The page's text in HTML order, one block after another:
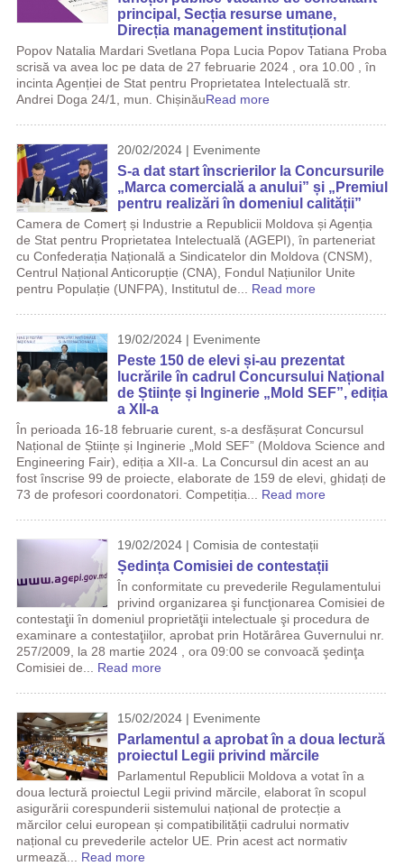
principal, Secția resurse umane,
Direcția management instituțional
Popov Natalia Mardari Svetlana Popa Lucia Popov Tatiana Proba
scrisă va avea loc pe data de 27 februarie 2024 , ora 10.00 , în
incinta Agenției de Stat pentru Proprietatea Intelectuală str.
Andrei Doga 24/1, mun. ChișinăuRead more
20/02/2024 | Evenimente
S-a dat start înscrierilor la Concursurile
„Marca comercială a anului” și „Premiul
pentru realizări în domeniul calității”
Camera de Comerț și Industrie a Republicii Moldova și Agenția
de Stat pentru Proprietatea Intelectuală (AGEPI), în parteneriat
cu Confederația Națională a Sindicatelor din Moldova (CNSM),
Centrul Național Anticorupție (CNA), Fondul Națiunilor Unite
pentru Populație (UNFPA), Institutul de... Read more
19/02/2024 | Evenimente
Peste 150 de elevi și-au prezentat
lucrările în cadrul Concursului Național
de Științe și Inginerie „Mold SEF”, ediția
a XII-a
În perioada 16-18 februarie curent, s-a desfășurat Concursul
Național de Științe și Inginerie „Mold SEF” (Moldova Science and
Engineering Fair), ediția a XII-a. La Concursul din acest an au
fost înscrise 99 de proiecte, elaborate de 159 de elevi, ghidați de
73 de profesori coordonatori. Competiția... Read more
19/02/2024 | Comisia de contestații
Ședința Comisiei de contestații
În conformitate cu prevederile Regulamentului
privind organizarea şi funcţionarea Comisiei de
contestaţii în domeniul proprietăţii intelectuale şi procedura de
examinare a contestaţiilor, aprobat prin Hotărârea Guvernului nr.
257/2009, la 28 martie 2024 , ora 09:00 se convoacă şedinţa
Comisiei de... Read more
15/02/2024 | Evenimente
Parlamentul a aprobat în a doua lectură
proiectul Legii privind mărcile
Parlamentul Republicii Moldova a votat în a
doua lectură proiectul Legii privind mărcile, elaborat în scopul
asigurării corespunderii sistemului național de protecție a
mărcilor celui european și compatibilității cadrului normativ
național cu prevederile actelor UE. Prin acest act normativ
urmează... Read more